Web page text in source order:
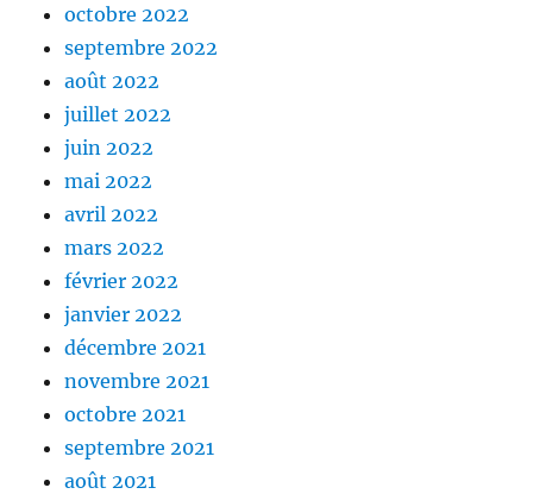
octobre 2022
septembre 2022
août 2022
juillet 2022
juin 2022
mai 2022
avril 2022
mars 2022
février 2022
janvier 2022
décembre 2021
novembre 2021
octobre 2021
septembre 2021
août 2021